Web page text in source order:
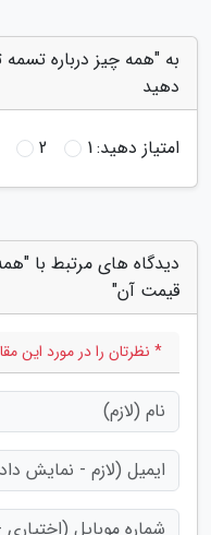
به "همه چیز درباره
دهید
امتیاز دهید:1
2
دیدگاه های مرتبط با
قیمت آن"
* نظرتان را در مورد این